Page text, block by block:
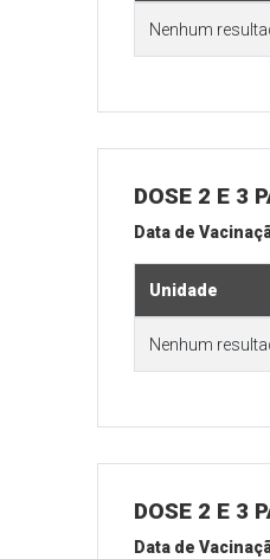
Nenhum
DOSE 2 E 3
Data de
Unidade
Nenhum
DOSE 2 E 3
Data de